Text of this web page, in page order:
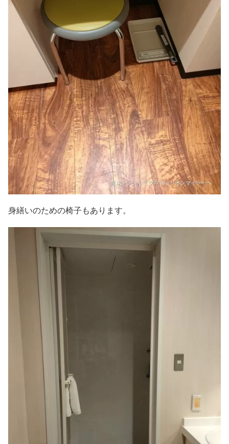
身繕いのための椅子もあります。